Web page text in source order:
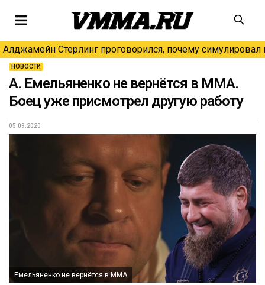
Алджамейн Стерлинг проговорился, почему симулировал
НОВОСТИ
А. Емельяненко не вернётся в ММА.
Боец уже присмотрел другую работу
05.09.2020
Емельяненко не вернётся в ММА